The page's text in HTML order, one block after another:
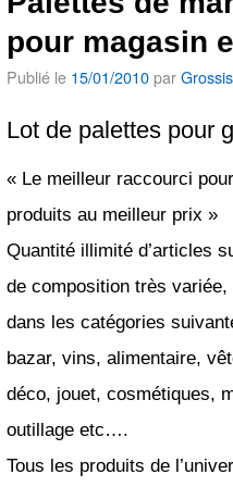
pour magasin
Publié le 15/01/2010par
Lot de palettes pour
« Le meilleur raccourci
produits au meilleur prix »
Quantité illimité d’articles
de composition très variée,
dans les catégories
bazar, vins, alimentaire,
déco, jouet, cosmétiques,
outillage etc….
Tous les produits de